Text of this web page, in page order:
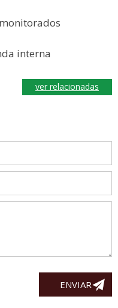
interna
ver relacionadas